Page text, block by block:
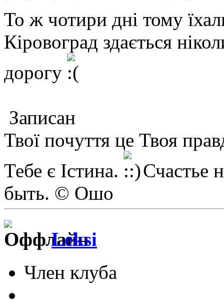
То ж чотири дні тому
Кіровоград здається
дорогу
Записан
Твої почуття це Твоя
Тебе є Істина.
Счастье
быть. © Ошо
Leksi
Член клуба